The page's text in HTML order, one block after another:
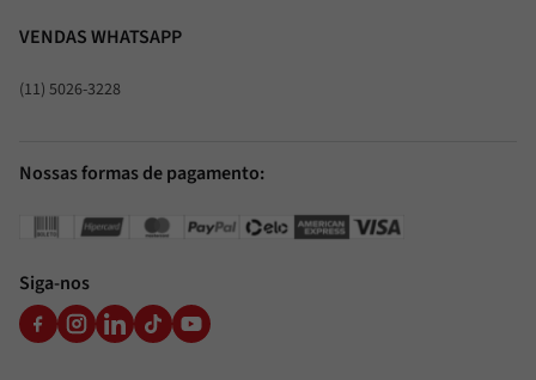
VENDAS WHATSAPP
(11) 5026-3228
Nossas formas de pagamento:
Siga-nos